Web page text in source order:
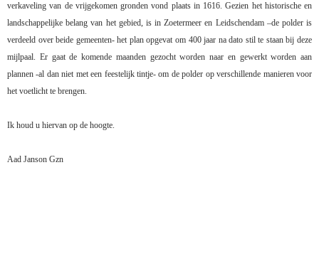
verkaveling van de vrijgekomen gronden vond plaats in 1616. Gezien het historische en
landschappelijke belang van het gebied, is in Zoetermeer en Leidschendam –de polder is
verdeeld over beide gemeenten- het plan opgevat om 400 jaar na dato stil te staan bij deze
mijlpaal. Er gaat de komende maanden gezocht worden naar en gewerkt worden aan
plannen -al dan niet met een feestelijk tintje- om de polder op verschillende manieren voor
het voetlicht te brengen.
Ik houd u hiervan op de hoogte.
Aad Janson Gzn